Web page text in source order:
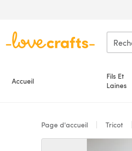
Accueil
Fils Et
Laines
Page d'accueil Tricot